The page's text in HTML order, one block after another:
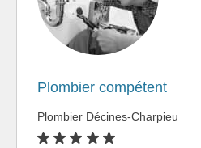
Plombier compétent
Plombier Décines-Charpieu